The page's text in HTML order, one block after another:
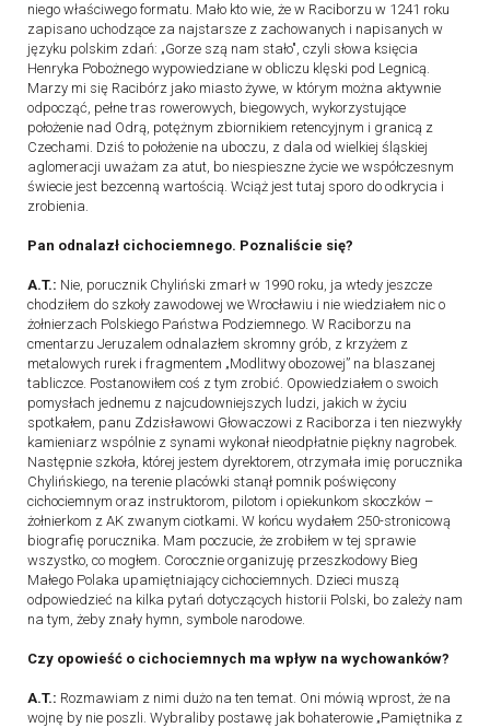
niego właściwego formatu. Mało kto wie, że w Raciborzu w 1241 roku
zapisano uchodzące za najstarsze z zachowanych i napisanych w
języku polskim zdań: „Gorze szą nam stało", czyli słowa księcia
Henryka Pobożnego wypowiedziane w obliczu klęski pod Legnicą.
Marzy mi się Racibórz jako miasto żywe, w którym można aktywnie
odpocząć, pełne tras rowerowych, biegowych, wykorzystujące
położenie nad Odrą, potężnym zbiornikiem retencyjnym i granicą z
Czechami. Dziś to położenie na uboczu, z dala od wielkiej śląskiej
aglomeracji uważam za atut, bo niespieszne życie we współczesnym
świecie jest bezcenną wartością. Wciąż jest tutaj sporo do odkrycia i
zrobienia.
Pan odnalazł cichociemnego. Poznaliście się?
A.T.: Nie, porucznik Chyliński zmarł w 1990 roku, ja wtedy jeszcze
chodziłem do szkoły zawodowej we Wrocławiu i nie wiedziałem nic o
żołnierzach Polskiego Państwa Podziemnego. W Raciborzu na
cmentarzu Jeruzalem odnalazłem skromny grób, z krzyżem z
metalowych rurek i fragmentem „Modlitwy obozowej” na blaszanej
tabliczce. Postanowiłem coś z tym zrobić. Opowiedziałem o swoich
pomysłach jednemu z najcudowniejszych ludzi, jakich w życiu
spotkałem, panu Zdzisławowi Głowaczowi z Raciborza i ten niezwykły
kamieniarz wspólnie z synami wykonał nieodpłatnie piękny nagrobek.
Następnie szkoła, której jestem dyrektorem, otrzymała imię porucznika
Chylińskiego, na terenie placówki stanął pomnik poświęcony
cichociemnym oraz instruktorom, pilotom i opiekunkom skoczków –
żołnierkom z AK zwanym ciotkami. W końcu wydałem 250-stronicową
biografię porucznika. Mam poczucie, że zrobiłem w tej sprawie
wszystko, co mogłem. Corocznie organizuję przeszkodowy Bieg
Małego Polaka upamiętniający cichociemnych. Dzieci muszą
odpowiedzieć na kilka pytań dotyczących historii Polski, bo zależy nam
na tym, żeby znały hymn, symbole narodowe.
Czy opowieść o cichociemnych ma wpływ na wychowanków?
A.T.: Rozmawiam z nimi dużo na ten temat. Oni mówią wprost, że na
wojnę by nie poszli. Wybraliby postawę jak bohaterowie „Pamiętnika z